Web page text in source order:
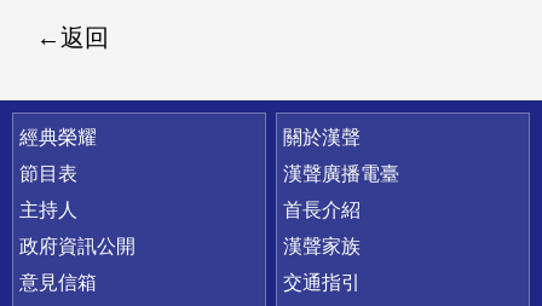
返回
快速連結
經典榮耀
節目表
主持人
政府資訊公開
意見信箱
關於漢聲
漢聲廣播電臺
首長介紹
漢聲家族
交通指引